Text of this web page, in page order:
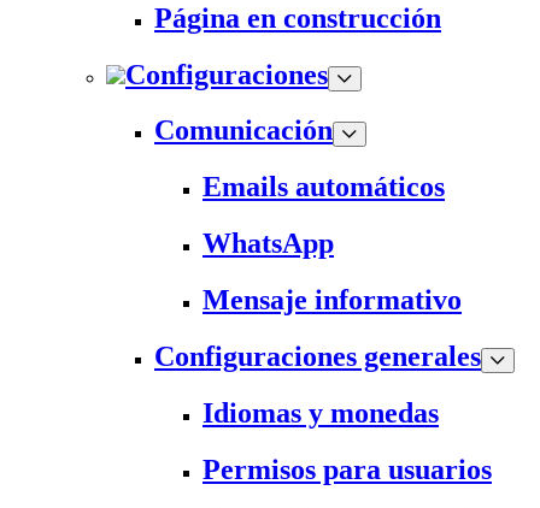
Página en construcción
Configuraciones
Comunicación
Emails automáticos
WhatsApp
Mensaje informativo
Configuraciones generales
Idiomas y monedas
Permisos para usuarios